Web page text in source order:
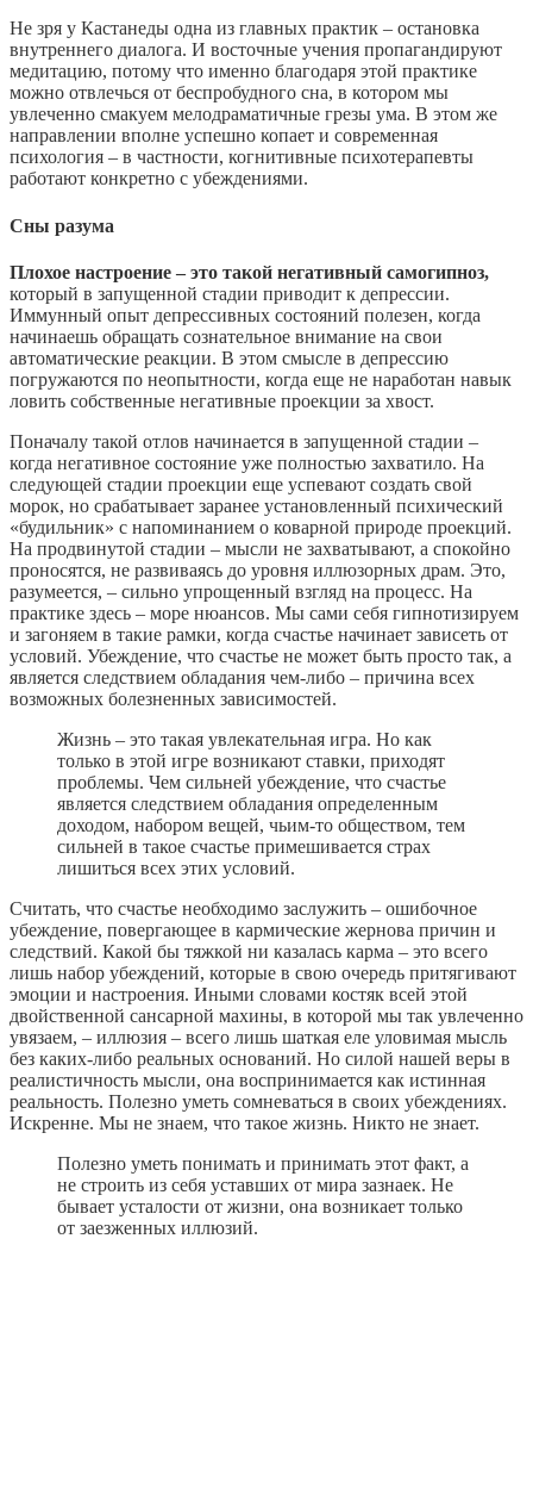
Не зря у Кастанеды одна из главных практик – остановка
внутреннего диалога. И восточные учения пропагандируют
медитацию, потому что именно благодаря этой практике
можно отвлечься от беспробудного сна, в котором мы
увлеченно смакуем мелодраматичные грезы ума. В этом же
направлении вполне успешно копает и современная
психология – в частности, когнитивные психотерапевты
работают конкретно с убеждениями.
Сны разума
Плохое настроение – это такой негативный самогипноз,
который в запущенной стадии приводит к депрессии.
Иммунный опыт депрессивных состояний полезен, когда
начинаешь обращать сознательное внимание на свои
автоматические реакции. В этом смысле в депрессию
погружаются по неопытности, когда еще не наработан навык
ловить собственные негативные проекции за хвост.
Поначалу такой отлов начинается в запущенной стадии –
когда негативное состояние уже полностью захватило. На
следующей стадии проекции еще успевают создать свой
морок, но срабатывает заранее установленный психический
«будильник» с напоминанием о коварной природе проекций.
На продвинутой стадии – мысли не захватывают, а спокойно
проносятся, не развиваясь до уровня иллюзорных драм. Это,
разумеется, – сильно упрощенный взгляд на процесс. На
практике здесь – море нюансов. Мы сами себя гипнотизируем
и загоняем в такие рамки, когда счастье начинает зависеть от
условий. Убеждение, что счастье не может быть просто так, а
является следствием обладания чем-либо – причина всех
возможных болезненных зависимостей.
Жизнь – это такая увлекательная игра. Но как
только в этой игре возникают ставки, приходят
проблемы. Чем сильней убеждение, что счастье
является следствием обладания определенным
доходом, набором вещей, чьим-то обществом, тем
сильней в такое счастье примешивается страх
лишиться всех этих условий.
Считать, что счастье необходимо заслужить – ошибочное
убеждение, повергающее в кармические жернова причин и
следствий. Какой бы тяжкой ни казалась карма – это всего
лишь набор убеждений, которые в свою очередь притягивают
эмоции и настроения. Иными словами костяк всей этой
двойственной сансарной махины, в которой мы так увлеченно
увязаем, – иллюзия – всего лишь шаткая еле уловимая мысль
без каких-либо реальных оснований. Но силой нашей веры в
реалистичность мысли, она воспринимается как истинная
реальность. Полезно уметь сомневаться в своих убеждениях.
Искренне. Мы не знаем, что такое жизнь. Никто не знает.
Полезно уметь понимать и принимать этот факт, а
не строить из себя уставших от мира зазнаек. Не
бывает усталости от жизни, она возникает только
от заезженных иллюзий.